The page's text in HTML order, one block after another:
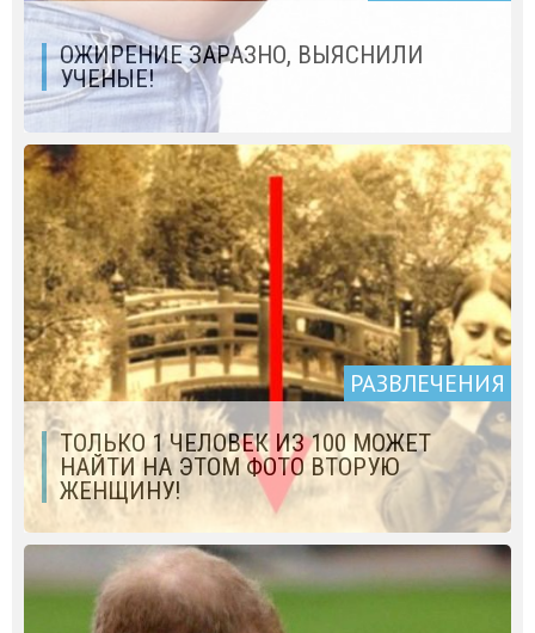
ОЖИРЕНИЕ ЗАРАЗНО, ВЫЯСНИЛИ
УЧЕНЫЕ!
РАЗВЛЕЧЕНИЯ
ТОЛЬКО 1 ЧЕЛОВЕК ИЗ 100 МОЖЕТ
НАЙТИ НА ЭТОМ ФОТО ВТОРУЮ
ЖЕНЩИНУ!